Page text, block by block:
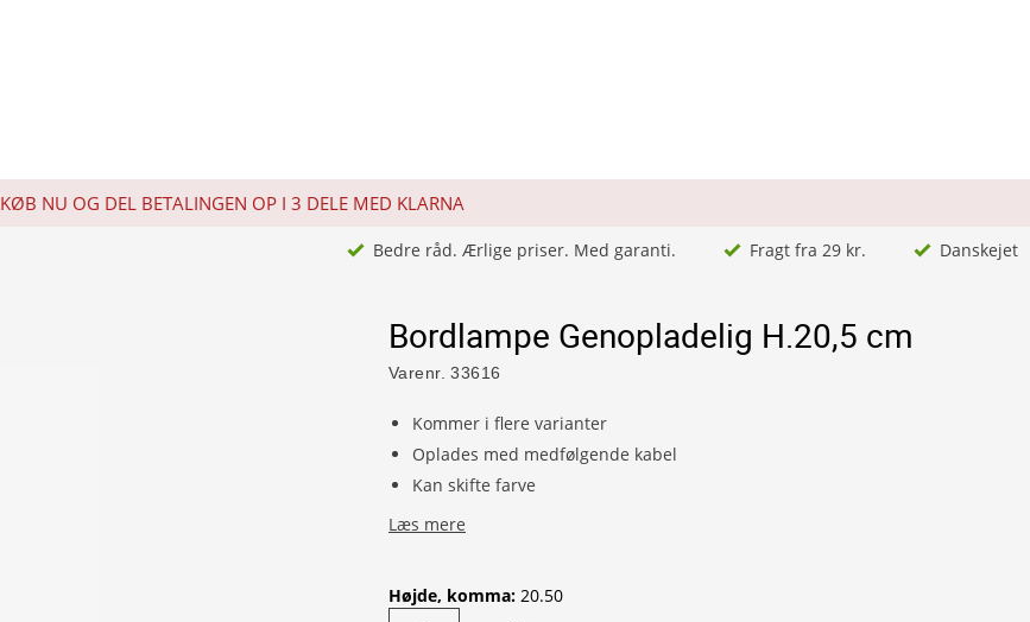
KØB NU OG DEL BETALINGEN OP I 3 DELE MED KLARNA
Bedre råd. Ærlige priser. Med garanti. Fragt fra 29 kr. Danskejet
Bordlampe Genopladelig H.20,5 cm
Varenr. 33616
Kommer i flere varianter
Oplades med medfølgende kabel
Kan skifte farve
Læs mere
Højde, komma: 20.50